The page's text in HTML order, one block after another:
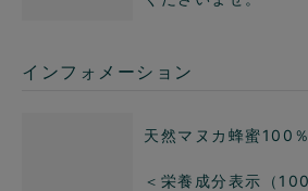
インフォメーション
天然マヌカ蜂蜜100％
＜栄養成分表示（